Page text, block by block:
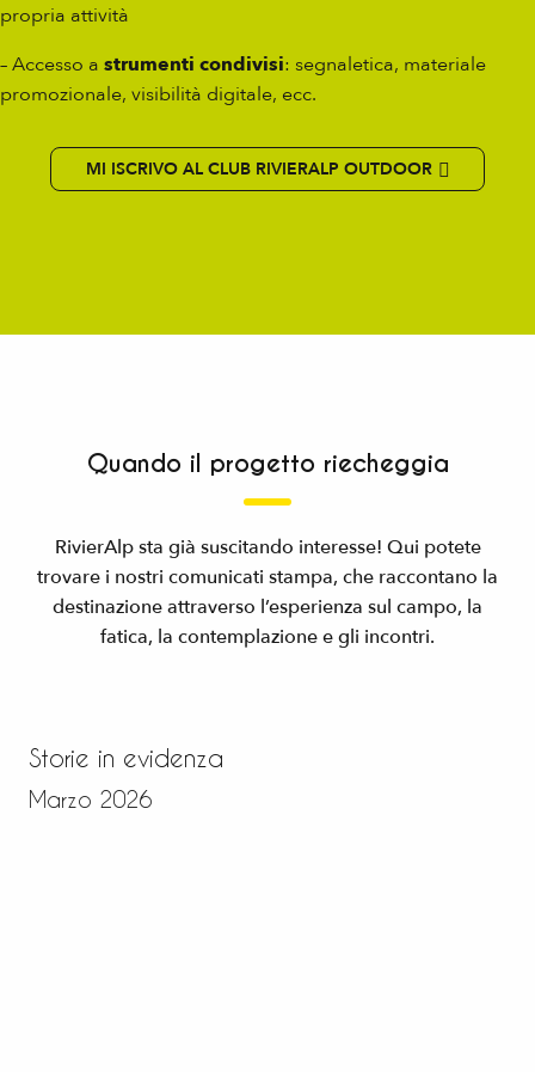
propria attività
– Accesso a strumenti condivisi: segnaletica, materiale
promozionale, visibilità digitale, ecc.
MI ISCRIVO AL CLUB RIVIERALP OUTDOOR
Quando il progetto riecheggia
RivierAlp sta già suscitando interesse! Qui potete
trovare i nostri comunicati stampa, che raccontano la
destinazione attraverso l’esperienza sul campo, la
fatica, la contemplazione e gli incontri.
Storie in evidenza
Marzo 2026